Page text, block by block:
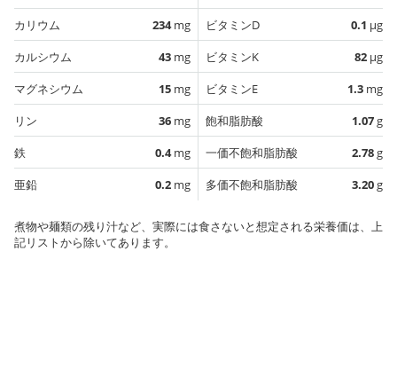
カリウム
234mg
カルシウム
43 mg
マグネシウム
15 mg
リン
36 mg
鉄
0.4mg
亜鉛
0.2 mg
ビタミンD
0.1 µg
ビタミンK
82 µg
ビタミンE
1.3 mg
飽和脂肪酸
1.07g
一価不飽和脂肪酸
2.78g
多価不飽和脂肪酸
3.20g
煮物や麺類の残り汁など、実際には食さないと想定される栄養価は、上
記リストから除いてあります。